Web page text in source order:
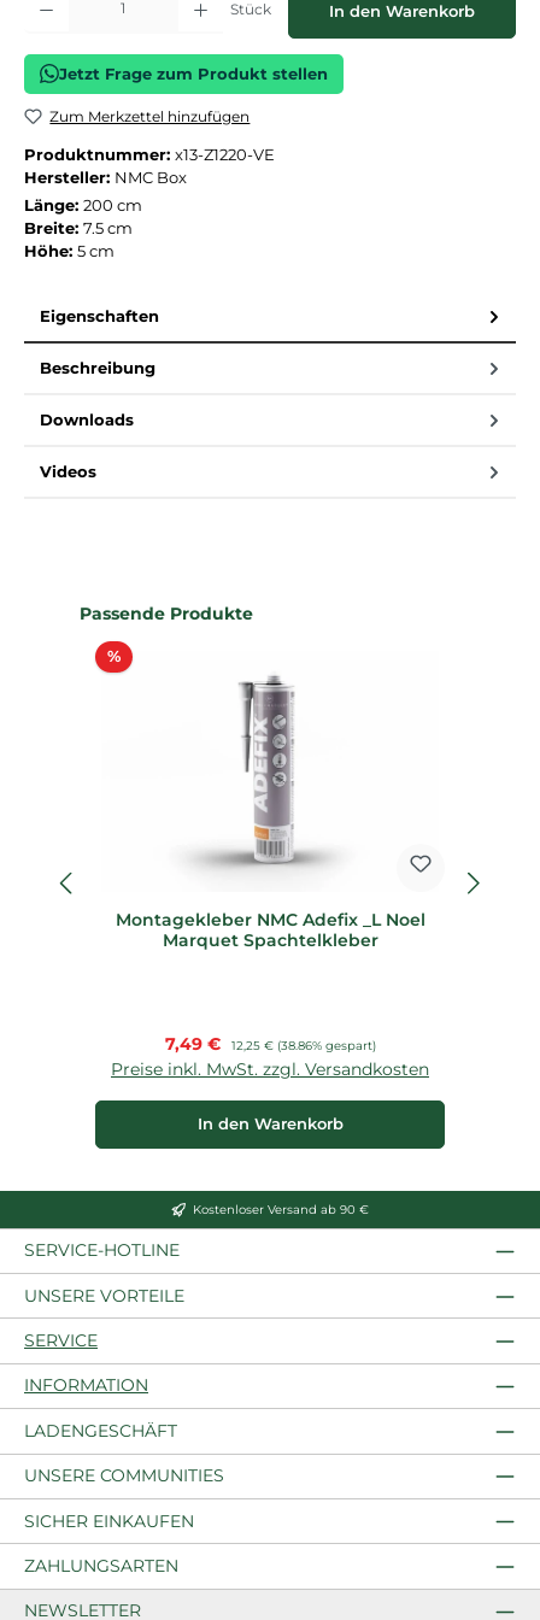
Stück In den Warenkorb
Jetzt Frage zum Produkt stellen
Zum Merkzettel hinzufügen
Produktnummer: x13-Z1220-VE
Hersteller: NMC Box
Länge: 200 cm
Breite: 7.5 cm
Höhe: 5 cm
Eigenschaften
Beschreibung
Downloads
Videos
Produktgalerie überspringen
Passende Produkte
%Rabatt
Montagekleber NMC Adefix _L Noel
Marquet Spachtelkleber
Verkaufspreis:
7,49 € Regulärer Preis:
12,25 € (38.86% gespart)
Preise inkl. MwSt. zzgl. Versandkosten
In den Warenkorb
Kostenloser Versand ab 90 €
SERVICE-HOTLINE
UNSERE VORTEILE
SERVICE
INFORMATION
LADENGESCHÄFT
UNSERE COMMUNITIES
SICHER EINKAUFEN
ZAHLUNGSARTEN
NEWSLETTER